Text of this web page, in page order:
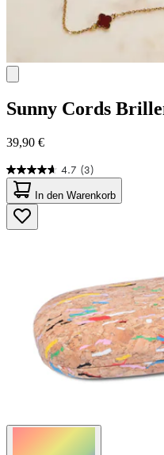
Sunny Cords
39,90 €
4.7 (3)
4.7
von
5
Sternen.
3
In den Warenkorb